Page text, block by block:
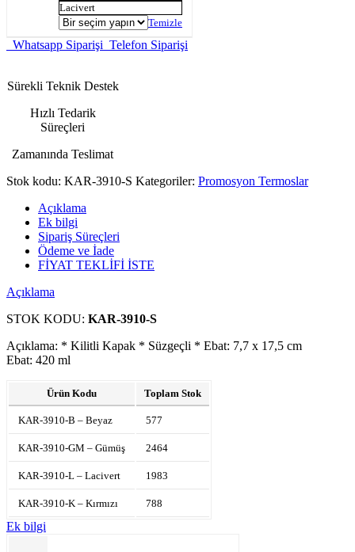
Lacivert
Temizle
Whatsapp Siparişi Telefon Siparişi
Sürekli Teknik Destek
Hızlı Tedarik
Süreçleri
Zamanında Teslimat
Stok kodu: KAR-3910-S Kategoriler: Promosyon Termoslar
Açıklama
Ek bilgi
Sipariş Süreçleri
Ödeme ve İade
FİYAT TEKLİFİ İSTE
Açıklama
STOK KODU: KAR-3910-S
Açıklama: * Kilitli Kapak * Süzgeçli * Ebat: 7,7 x 17,5 cm
Ebat: 420 ml
Ürün Kodu Toplam Stok
KAR-3910-B – Beyaz 577
KAR-3910-GM – Gümüş 2464
KAR-3910-L – Lacivert 1983
KAR-3910-K – Kırmızı 788
Ek bilgi